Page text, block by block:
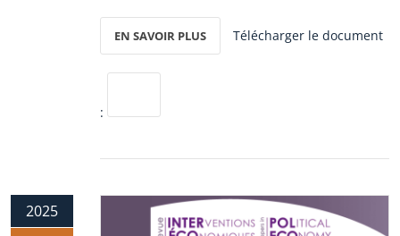
EN SAVOIR PLUS Télécharger le document
:
2025